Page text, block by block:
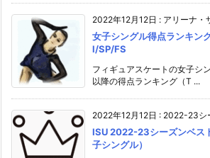
2022年12月12日 : アリーナ・
女子シングル得点ランキン
l/SP/FS
フィギュアスケートの女子シ
以降の得点ランキング（T ...
2022年12月12日 : 2022-23シ
ISU 2022-23シーズンベス
子シングル）